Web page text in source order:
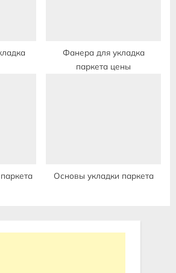
Фанера для укладка
паркета цены
Основы укладки паркета